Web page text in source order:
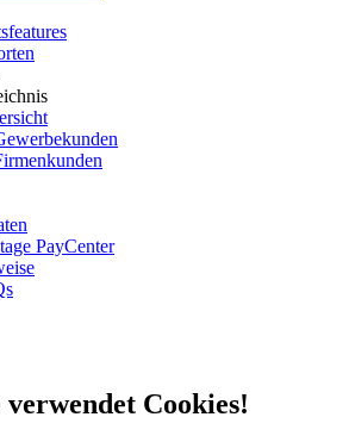
PayCenter
verwendet Cookies!